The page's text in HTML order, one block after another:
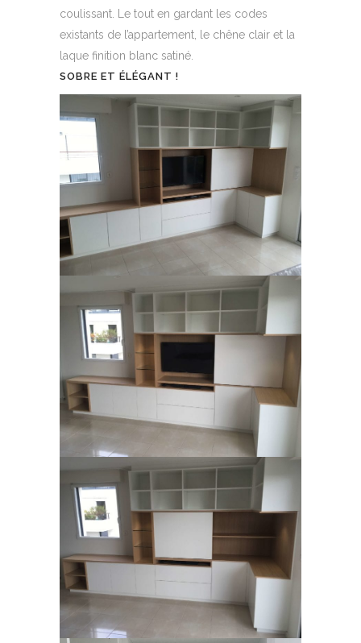
coulissant. Le tout en gardant les codes
existants de l’appartement, le chêne clair et la
laque finition blanc satiné.
SOBRE ET ÉLÉGANT !